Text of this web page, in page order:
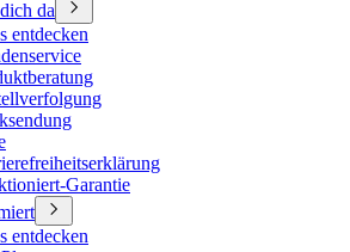
da
entdecken
Garantie
entdecken